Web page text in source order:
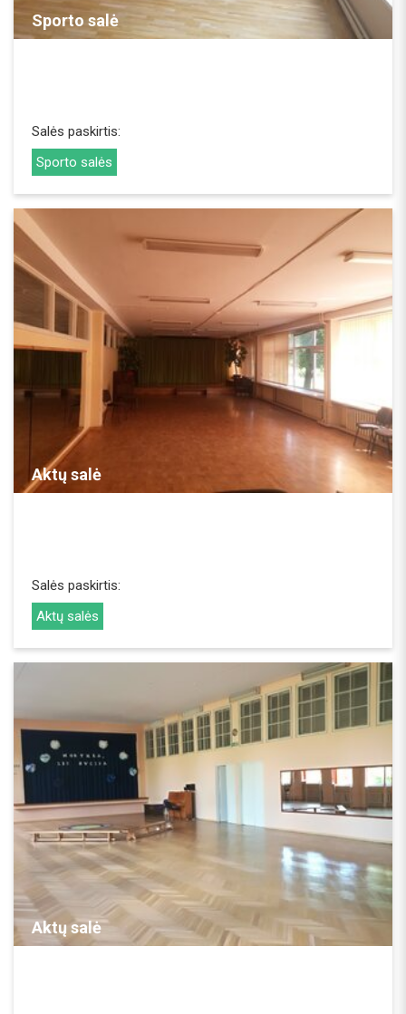
Sporto salė
Salės paskirtis:
Sporto salės
Aktų salė
Salės paskirtis:
Aktų salės
REZERVUOTI
Aktų salė
REZERVUOTI